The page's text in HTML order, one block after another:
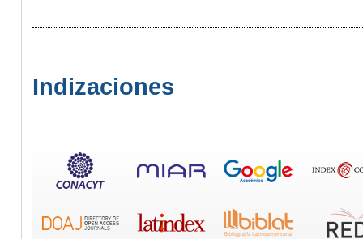
Indizaciones